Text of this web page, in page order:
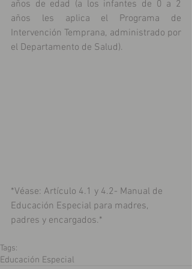
años de edad (a los infantes de 0 a 2
años les aplica el Programa de
Intervención Temprana, administrado por
el Departamento de Salud).
*Véase: Artículo 4.1 y 4.2- Manual de
Educación Especial para madres,
padres y encargados.*
Tags:
Educación Especial